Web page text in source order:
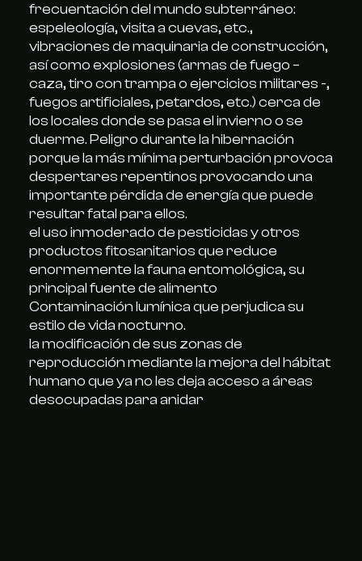
frecuentación del mundo subterráneo:
espeleología, visita a cuevas, etc.,
vibraciones de maquinaria de construcción,
así como explosiones (armas de fuego –
caza, tiro con trampa o ejercicios militares -,
fuegos artificiales, petardos, etc.) cerca de
los locales donde se pasa el invierno o se
duerme. Peligro durante la hibernación
porque la más mínima perturbación provoca
despertares repentinos provocando una
importante pérdida de energía que puede
resultar fatal para ellos.
el uso inmoderado de pesticidas y otros
productos fitosanitarios que reduce
enormemente la fauna entomológica, su
principal fuente de alimento
Contaminación lumínica que perjudica su
estilo de vida nocturno.
la modificación de sus zonas de
reproducción mediante la mejora del hábitat
humano que ya no les deja acceso a áreas
desocupadas para anidar